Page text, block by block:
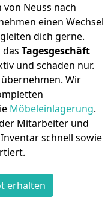
Neuss nach
einen Wechsel
dich gerne.
das Tagesgeschäft
und schaden nur.
Wir
Möbeleinlagerung.
Mitarbeiter und
schnell sowie
erhalten